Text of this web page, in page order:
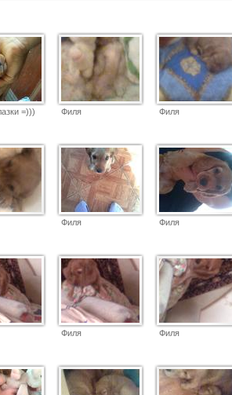
=))) Филя Филя
Филя Филя
Филя Филя